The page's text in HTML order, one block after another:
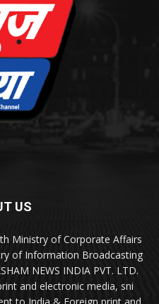
US
Ministry of Corporate Affairs
of Information Broadcasting
NEWS INDIA PVT. LTD.
and electronic media, sni